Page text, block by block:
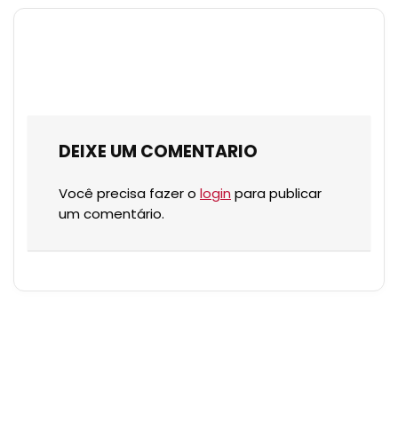
DEIXE UM COMENTARIO
Você precisa fazer o login para publicar
um comentário.